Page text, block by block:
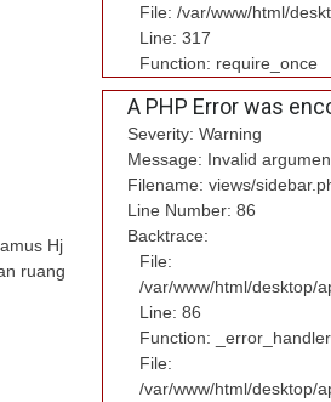
Hj
ruang
File: /var/www/html/
Line: 317
Function: require_once
A PHP Error was
Severity: Warning
Message: Invalid
Filename: views/
Line Number: 86
Backtrace:
File:
/var/www/html/desktop/
Line: 86
Function: _error_handler
File:
/var/www/html/desktop/